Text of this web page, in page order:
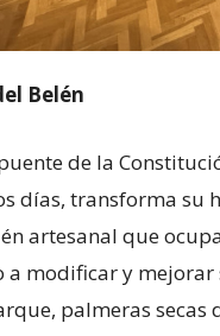
Belén
de la
días, transforma su
artesanal que
a modificar y
palmeras secas